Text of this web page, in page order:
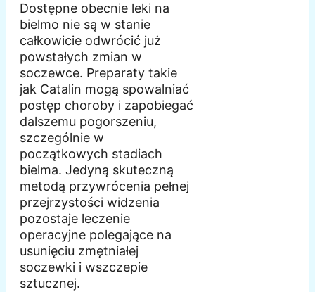
Dostępne obecnie leki na
bielmo nie są w stanie
całkowicie odwrócić już
powstałych zmian w
soczewce. Preparaty takie
jak Catalin mogą spowalniać
postęp choroby i zapobiegać
dalszemu pogorszeniu,
szczególnie w
początkowych stadiach
bielma. Jedyną skuteczną
metodą przywrócenia pełnej
przejrzystości widzenia
pozostaje leczenie
operacyjne polegające na
usunięciu zmętniałej
soczewki i wszczepie
sztucznej.